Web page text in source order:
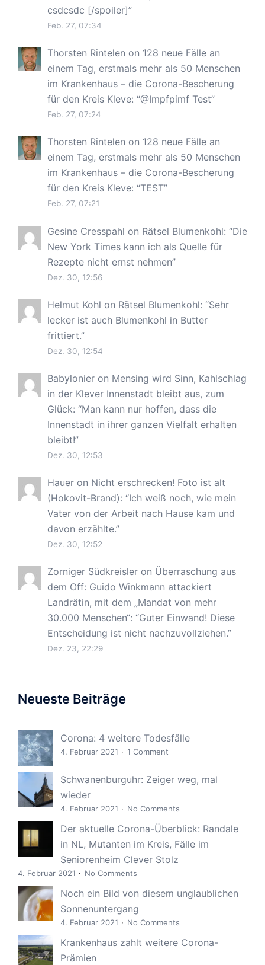
csdcsdc [/spoiler]”
Feb. 27, 07:34
Thorsten Rintelen on 128 neue Fälle an
einem Tag, erstmals mehr als 50 Menschen
im Krankenhaus – die Corona-Bescherung
für den Kreis Kleve: “@Impfpimf Test”
Feb. 27, 07:24
Thorsten Rintelen on 128 neue Fälle an
einem Tag, erstmals mehr als 50 Menschen
im Krankenhaus – die Corona-Bescherung
für den Kreis Kleve: “TEST”
Feb. 27, 07:21
Gesine Cresspahl on Rätsel Blumenkohl: “Die
New York Times kann ich als Quelle für
Rezepte nicht ernst nehmen”
Dez. 30, 12:56
Helmut Kohl on Rätsel Blumenkohl: “Sehr
lecker ist auch Blumenkohl in Butter
frittiert.”
Dez. 30, 12:54
Babylonier on Mensing wird Sinn, Kahlschlag
in der Klever Innenstadt bleibt aus, zum
Glück: “Man kann nur hoffen, dass die
Innenstadt in ihrer ganzen Vielfalt erhalten
bleibt!”
Dez. 30, 12:53
Hauer on Nicht erschrecken! Foto ist alt
(Hokovit-Brand): “Ich weiß noch, wie mein
Vater von der Arbeit nach Hause kam und
davon erzählte.”
Dez. 30, 12:52
Zorniger Südkreisler on Überraschung aus
dem Off: Guido Winkmann attackiert
Landrätin, mit dem „Mandat von mehr
30.000 Menschen“: “Guter Einwand! Diese
Entscheidung ist nicht nachzuvollziehen.”
Dez. 23, 22:29
Neueste Beiträge
Corona: 4 weitere Todesfälle
4. Februar 2021 1 Comment
Schwanenburguhr: Zeiger weg, mal
wieder
4. Februar 2021 No Comments
Der aktuelle Corona-Überblick: Randale
in NL, Mutanten im Kreis, Fälle im
Seniorenheim Clever Stolz
4. Februar 2021 No Comments
Noch ein Bild von diesem unglaublichen
Sonnenuntergang
4. Februar 2021 No Comments
Krankenhaus zahlt weitere Corona-
Prämien